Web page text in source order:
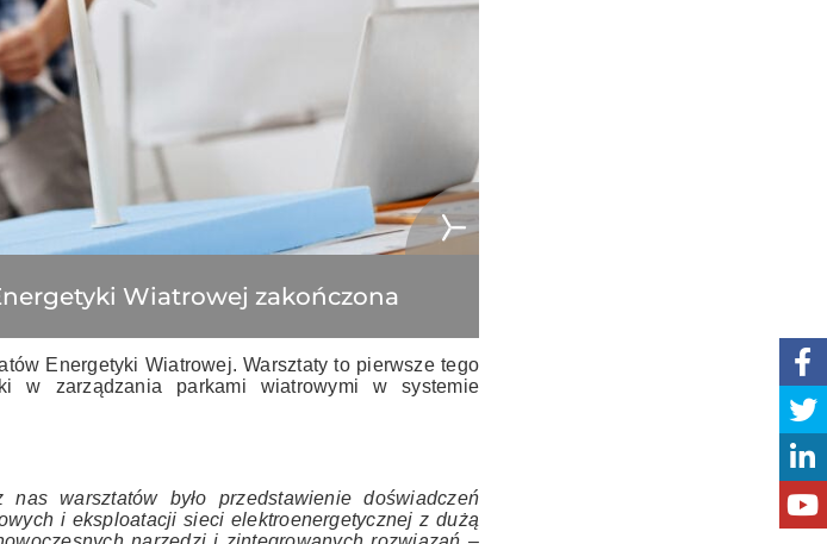
Wiatrowej zakończona
Energetyki Wiatrowej. Warsztaty to pierwsze tego
w zarządzania parkami wiatrowymi w systemie
warsztatów było przedstawienie doświadczeń
i eksploatacji sieci elektroenergetycznej z dużą